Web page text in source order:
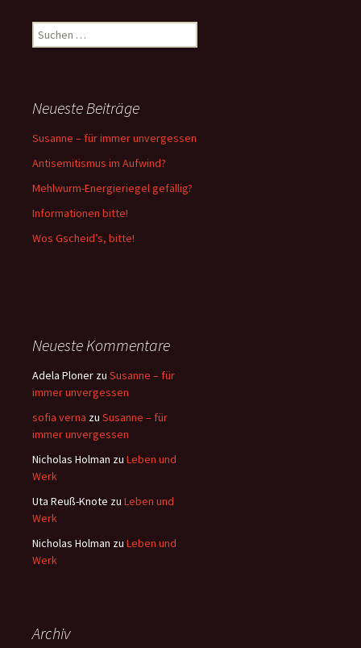
Suchen
nach:
Neueste Beiträge
Susanne – für immer unvergessen
Antisemitismus im Aufwind?
Mehlwurm-Energieriegel gefällig?
Informationen bitte!
Wos Gscheid’s, bitte!
Neueste Kommentare
Adela Ploner zu Susanne – für
immer unvergessen
sofia verna zu Susanne – für
immer unvergessen
Nicholas Holman zu Leben und
Werk
Uta Reuß-Knote zu Leben und
Werk
Nicholas Holman zu Leben und
Werk
Archiv